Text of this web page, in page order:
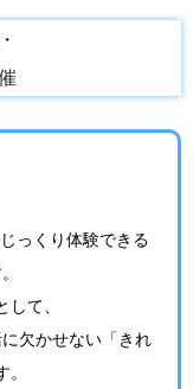
っくり体験できる
て、
欠かせない「きれ